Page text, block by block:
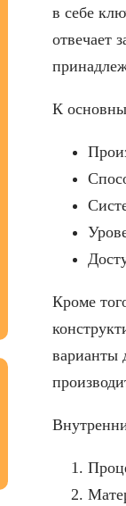
в себе
отвечает
К
Кроме
варианты